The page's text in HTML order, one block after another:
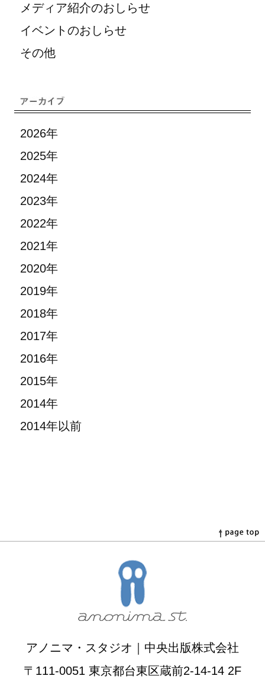
メディア紹介のおしらせ
イベントのおしらせ
その他
2026年
2025年
2024年
2023年
2022年
2021年
2020年
2019年
2018年
2017年
2016年
2015年
2014年
2014年以前
アノニマ・スタジオ｜中央出版株式会社
〒111-0051 東京都台東区蔵前2-14-14 2F